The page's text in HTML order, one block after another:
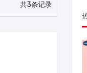
共3条记录